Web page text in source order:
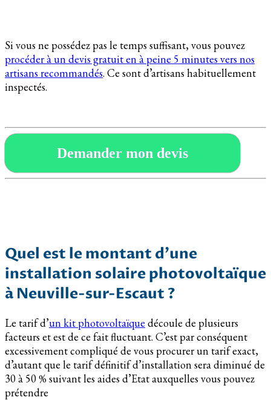
Si vous ne possédez pas le temps suffisant, vous pouvez
procéder à un devis gratuit en à peine 5 minutes vers nos
artisans recommandés. Ce sont d’artisans habituellement
inspectés.
Demander mon devis
Quel est le montant d’une
installation solaire photovoltaïque
à Neuville-sur-Escaut ?
Le tarif d’un kit photovoltaïque découle de plusieurs
facteurs et est de ce fait fluctuant. C’est par conséquent
excessivement compliqué de vous procurer un tarif exact,
d’autant que le tarif définitif d’installation sera diminué de
30 à 50 % suivant les aides d’Etat auxquelles vous pouvez
prétendre